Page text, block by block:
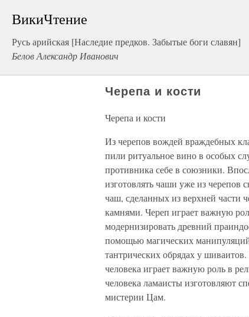
ВикиЧтение
Русь арийская [Наследие предков. Забытые боги славян]
Белов Александр Иванович
Черепа и кости
Черепа и кости
Из черепов вождей враждебных
пили ритуальное вино в особых
противника себе в союзники.
изготовлять чаши уже из черепов
чаш, сделанных из верхней части
камнями. Череп играет важную
модернизировать древний
помощью магических
тантрических обрядах у
человека играет важную роль в
человека ламаисты изготовляют
мистерии Цам.